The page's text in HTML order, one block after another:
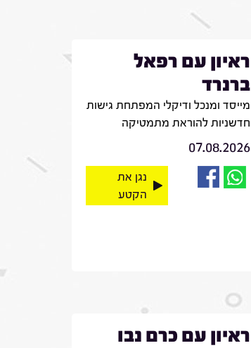
ראיון עם רפאל
ברנרד
מייסד ומנכל ודיקלי המפתחת גישות
חדשניות להוראת מתמטיקה
07.08.2026
נגן את
הקטע
ראיון עם כרם נבו